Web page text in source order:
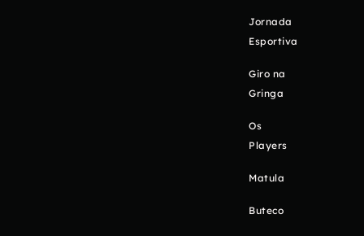
Jornada
Esportiva
Giro na
Gringa
Os
Players
Matula
Buteco